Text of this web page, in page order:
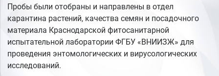
Пробы были отобраны и направлены в отдел
карантина растений, качества семян и посадочного
материала Краснодарской фитосанитарной
испытательной лаборатории ФГБУ «ВНИИЗЖ» для
проведения энтомологических и вирусологических
исследований.